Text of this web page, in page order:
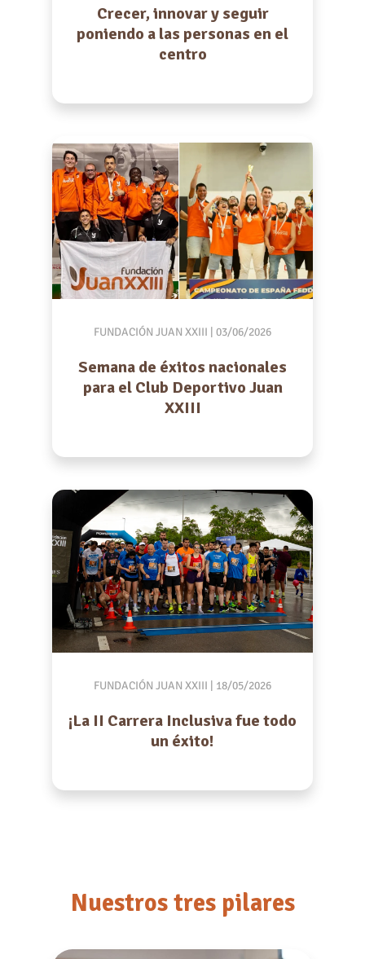
Crecer, innovar y seguir
poniendo a las personas en el
centro
FUNDACIÓN JUAN XXIII | 03/06/2026
Semana de éxitos nacionales
para el Club Deportivo Juan
XXIII
FUNDACIÓN JUAN XXIII | 18/05/2026
¡La II Carrera Inclusiva fue todo
un éxito!
Nuestros tres pilares